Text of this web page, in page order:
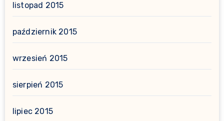
listopad 2015
październik 2015
wrzesień 2015
sierpień 2015
lipiec 2015